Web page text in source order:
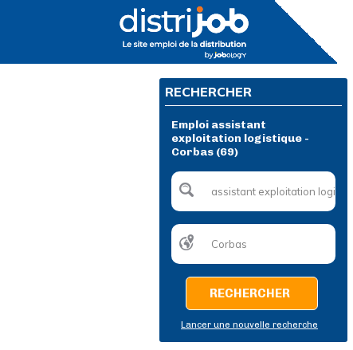
RECHERCHER
Emploi assistant
exploitation logistique -
Corbas (69)
RECHERCHER
Lancer une nouvelle recherche